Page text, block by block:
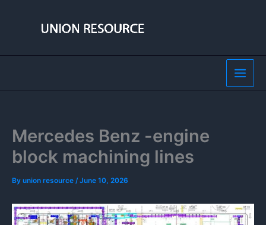
Mercedes Benz -engine
block machining lines
By union resource /June 10, 2026